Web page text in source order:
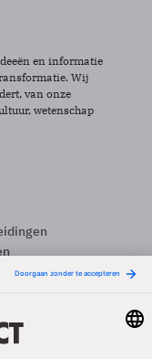
en informatie
Wij
van onze
wetenschap